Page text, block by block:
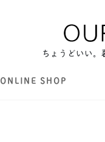
ちょうどいい
ONLINE SHOP